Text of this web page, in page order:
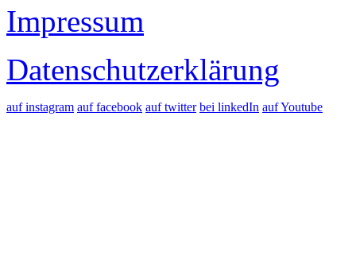
Impressum
Datenschutzerklärung
auf instagram auf facebook auf twitter bei linkedIn auf Youtube